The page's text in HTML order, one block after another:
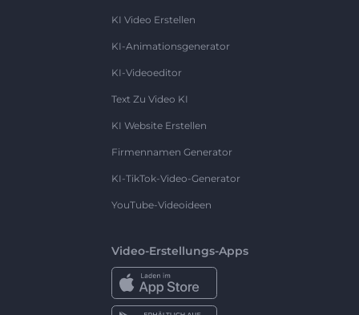
KI Video Erstellen
KI-Animationsgenerator
KI-Videoeditor
Text Zu Video KI
KI Website Erstellen
Firmennamen Generator
KI-TikTok-Video-Generator
YouTube-Videoideen
Video-Erstellungs-Apps